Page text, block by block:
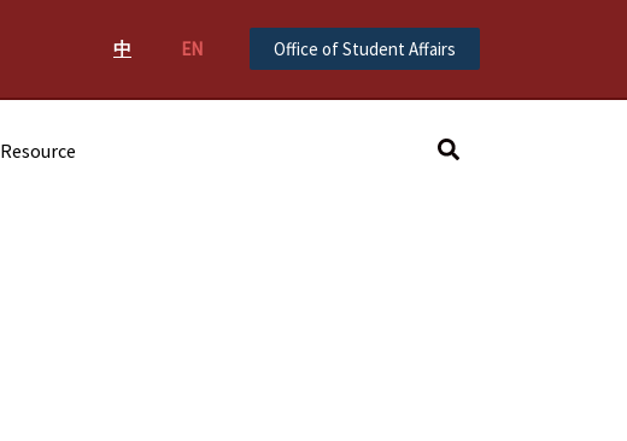
中 EN Office of Student Affairs
Resource Search